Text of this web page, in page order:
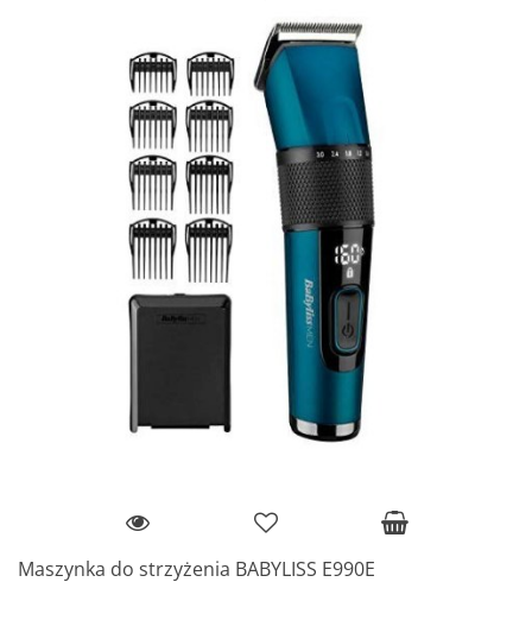
Maszynka do strzyżenia BABYLISS E990E